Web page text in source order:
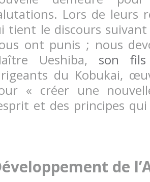
Lors de leurs
tient le discours
ont punis ; nous
Ueshiba, son fils
du Kobukai,
« créer une
et des principes
de